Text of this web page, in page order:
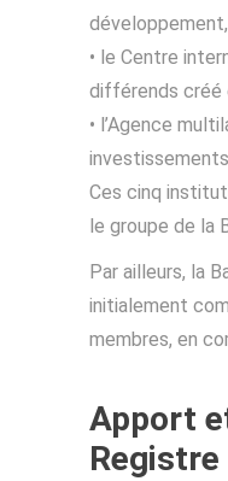
• le Centre
différends créé
• l’Agence
Ces cinq
le groupe de la
Par ailleurs, la
initialement
membres, en
Apport